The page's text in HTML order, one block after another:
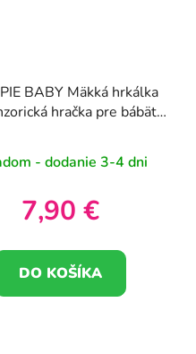
BABY Mäkká hrkálka
hračka pre bábätká
- dodanie 3-4 dni
7,90 €
DO KOŠÍKA